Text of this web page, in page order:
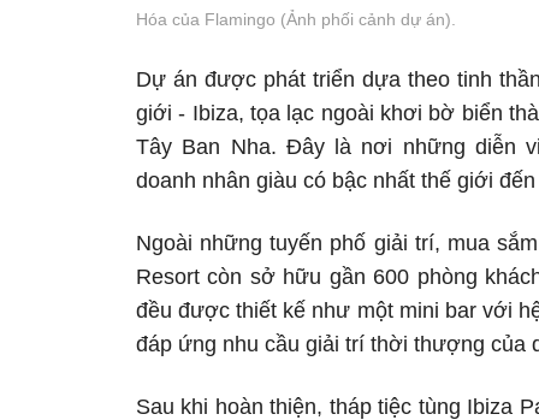
Hóa của Flamingo (Ảnh phối cảnh dự án).
Dự án được phát triển dựa theo tinh
giới - Ibiza, tọa lạc ngoài khơi bờ biển
Tây Ban Nha. Đây là nơi những diễn
doanh nhân giàu có bậc nhất thế giới
Ngoài những tuyến phố giải trí, mua
Resort còn sở hữu gần 600 phòng
đều được thiết kế như một mini bar với
đáp ứng nhu cầu giải trí thời thượng của
Sau khi hoàn thiện, tháp tiệc tùng Ibiza